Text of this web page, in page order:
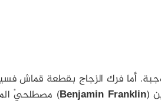
أما فرك الزجاج بقطعة قماش
(
Benjamin Franklin) مصطلحيْ